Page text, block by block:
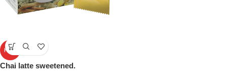
HOT
Chai latte sweetened.